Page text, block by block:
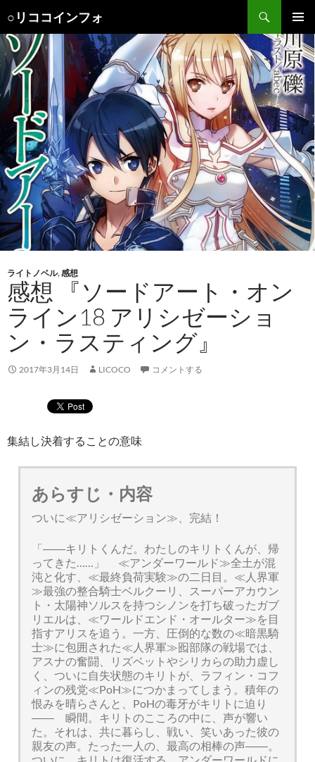
○リココインフォ
索
メインメ
ニュー
ン
テ
ン
ツ
へ
ス
キ
ッ
プ
ライトノベル,感想
感想 『ソードアート・オン
ライン18 アリシゼーショ
ン・ラスティング』
2017年3月14日 LICOCO コメントする
集結し決着することの意味
あらすじ・内容
ついに≪アリシゼーション≫、完結！
「――キリトくんだ。わたしのキリトくんが、帰
ってきた……」 ≪アンダーワールド≫全土が混
沌と化す、≪最終負荷実験≫の二日目。≪人界軍
≫最強の整合騎士ベルクーリ、スーパーアカウン
ト・太陽神ソルスを持つシノンを打ち破ったガブ
リエルは、≪ワールドエンド・オールター≫を目
指すアリスを追う。一方、圧倒的な数の≪暗黒騎
士≫に包囲された≪人界軍≫囮部隊の戦場では、
アスナの奮闘、リズベットやシリカらの助力虚し
く、ついに自失状態のキリトが、ラフィン・コフ
ィンの残党≪PoH≫につかまってしまう。積年の
恨みを晴らさんと、PoHの毒牙がキリトに迫り
―― 瞬間。キリトのこころの中に、声が響い
た。それは、共に暮らし、戦い、笑いあった彼の
親友の声。たった一人の、最高の相棒の声――。